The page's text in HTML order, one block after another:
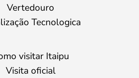
Vertedouro
Tecnologica
visitar Itaipu
Visita oficial